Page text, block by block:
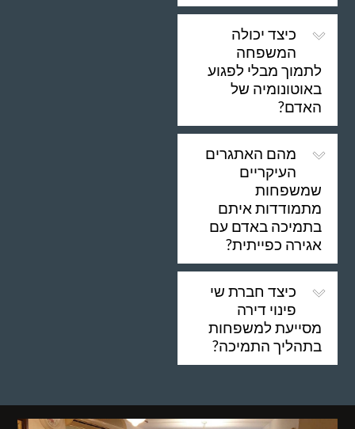
כיצד יכולה
המשפחה
לתמוך מבלי לפגוע
באוטונומיה של
האדם?
מהם האתגרים
העיקריים
שמשפחות
מתמודדות איתם
בתמיכה באדם עם
אגירה כפייתית?
כיצד חברת שי
פינוי דירה
מסייעת למשפחות
בתהליך התמיכה?